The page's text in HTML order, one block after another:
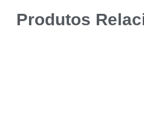
Produtos